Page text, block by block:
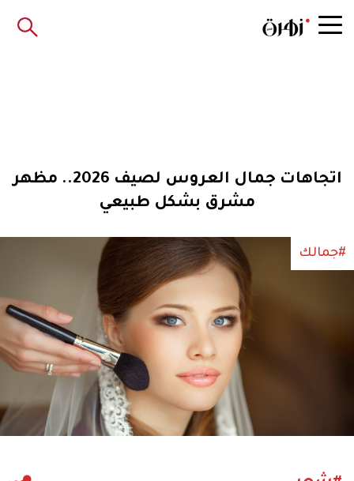
اتجاهات جمال العروس لصيف 2026.. مظهر
مشرق بشكل طبيعي
#جمالك